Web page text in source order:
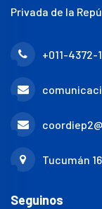
Privada de la
+011-4372-
Tucumán
Seguinos